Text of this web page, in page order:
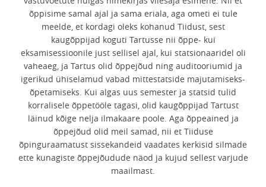
õppisime samal ajal ja sama eriala, aga ometi ei tule
meelde, et kordagi oleks kohanud Tiidust, sest
kaugõppijad koguti Tartusse nii õppe- kui
eksamisessioonile just sellisel ajal, kui statsionaaridel oli
vaheaeg, ja Tartus olid õppejõud ning auditooriumid ja
igerikud ühiselamud vabad mittestatside majutamiseks-
õpetamiseks. Kui algas uus semester ja statsid tulid
korralisele õppetööle tagasi, olid kaugõppijad Tartust
läinud kõige nelja ilmakaare poole. Aga õppeained ja
õppejõud olid meil samad, nii et Tiiduse
õpinguraamatust sissekandeid vaadates kerkisid silmade
ette kunagiste õppejõudude näod ja kujud sellest varjude
maailmast.